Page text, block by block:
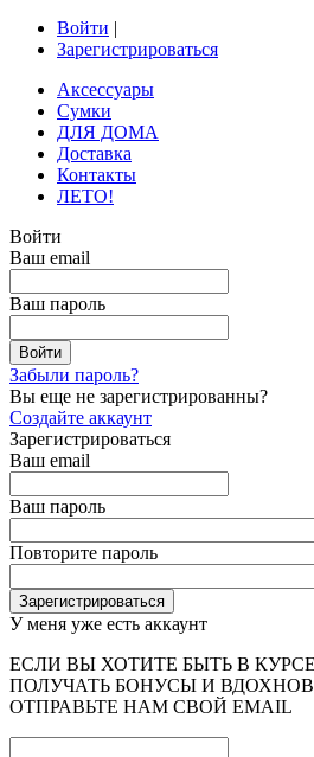
Войти |
Зарегистрироваться
Аксессуары
Сумки
ДЛЯ ДОМА
Доставка
Контакты
ЛЕТО!
Войти
Ваш email
Ваш пароль
Забыли пароль?
Вы еще не зарегистрированны?
Создайте аккаунт
Зарегистрироваться
Ваш email
Ваш пароль
Повторите пароль
У меня уже есть аккаунт
ЕСЛИ ВЫ ХОТИТЕ БЫТЬ В
ПОЛУЧАТЬ БОНУСЫ И
ОТПРАВЬТЕ НАМ СВОЙ EMAIL